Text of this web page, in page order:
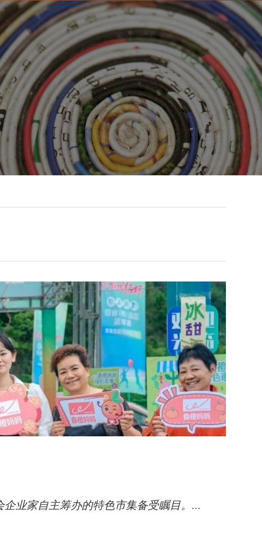
业家自主筹办的特色市集备受瞩目。...